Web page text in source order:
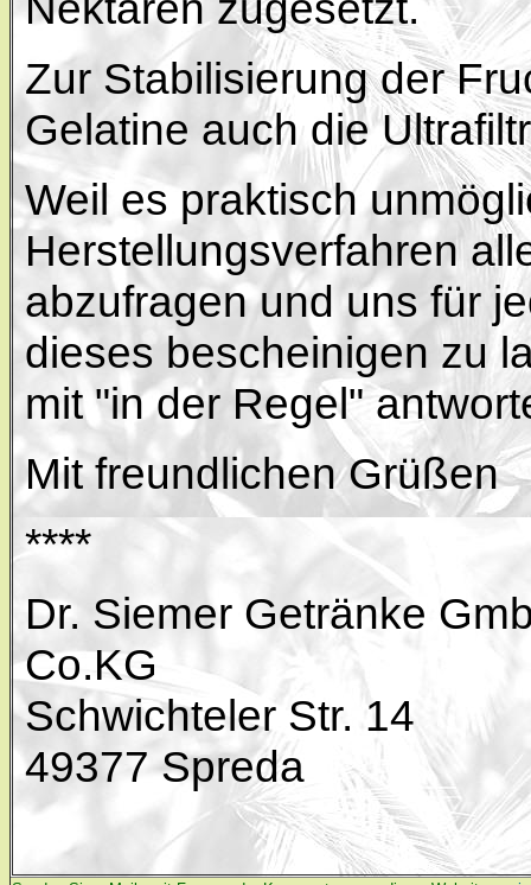
Zur Stabilisierung der
Gelatine auch die
Weil es praktisch
Herstellungsverfahren
abzufragen und uns für
dieses bescheinigen zu
mit "in der Regel"
Mit freundlichen Grüßen
****
Dr. Siemer Getränke
Co.KG
Schwichteler Str. 14
49377 Spreda